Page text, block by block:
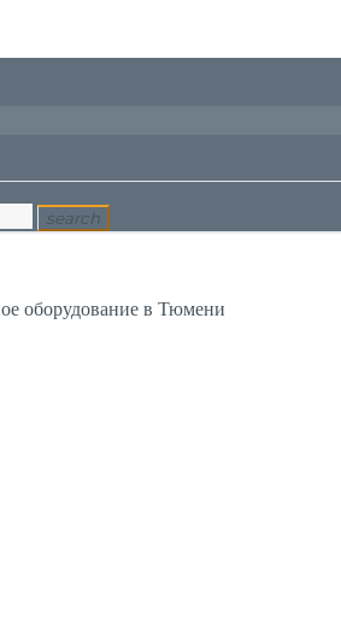
search
оборудование в Тюмени